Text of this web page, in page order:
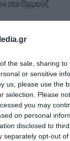
the sale, sharing
or sensitive
us, please use the
selection. Please
you may
on personal
disclosed to
separately opt-out
στο Ορμούζ
με τo Άρθρο 5
Γροιλανδία λόγω
χωρίς
Βουλγαρία
με την
ανακοίνωσε πως